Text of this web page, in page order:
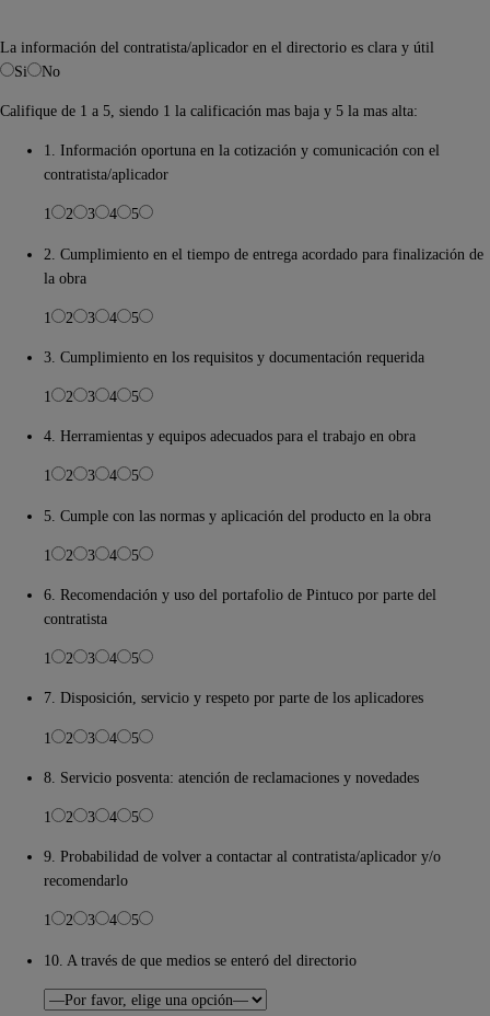
La información del contratista/aplicador en el directorio es clara y útil
Si
No
Califique de 1 a 5, siendo 1 la calificación mas baja y 5 la mas alta:
1. Información oportuna en la cotización y comunicación con el
contratista/aplicador
1 2 3 4 5
2. Cumplimiento en el tiempo de entrega acordado para finalización de
la obra
1 2 3 4 5
3. Cumplimiento en los requisitos y documentación requerida
1 2 3 4 5
4. Herramientas y equipos adecuados para el trabajo en obra
1 2 3 4 5
5. Cumple con las normas y aplicación del producto en la obra
1 2 3 4 5
6. Recomendación y uso del portafolio de Pintuco por parte del
contratista
1 2 3 4 5
7. Disposición, servicio y respeto por parte de los aplicadores
1 2 3 4 5
8. Servicio posventa: atención de reclamaciones y novedades
1 2 3 4 5
9. Probabilidad de volver a contactar al contratista/aplicador y/o
recomendarlo
1 2 3 4 5
10. A través de que medios se enteró del directorio